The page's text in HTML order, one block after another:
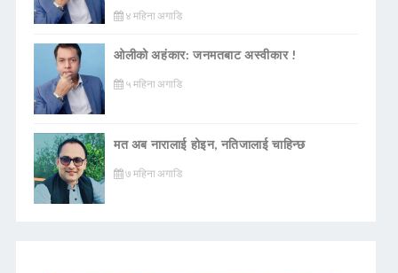
४ महिना अगाडि
ओलीको अहंकार: जनमतबाट अस्वीकार !
५ महिना अगाडि
मत अब नारालाई होइन, नतिजालाई चाहिन्छ
७ महिना अगाडि